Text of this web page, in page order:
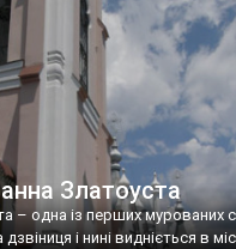
Златоуста
– одна із перших мурованих
і нині видніється в